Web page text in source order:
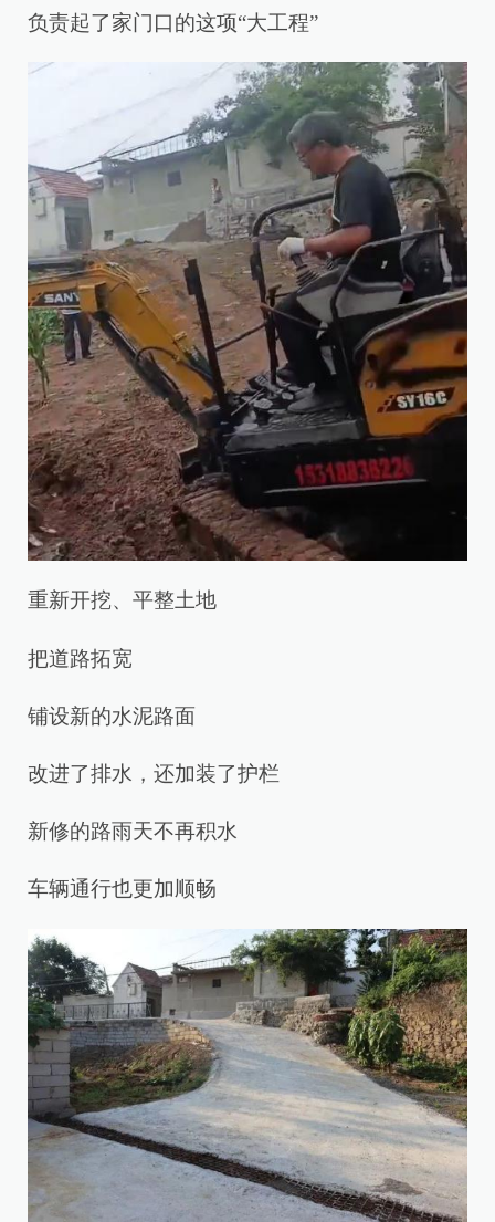
负责起了家门口的这项“大工程”
重新开挖、平整土地
把道路拓宽
铺设新的水泥路面
改进了排水，还加装了护栏
新修的路雨天不再积水
车辆通行也更加顺畅